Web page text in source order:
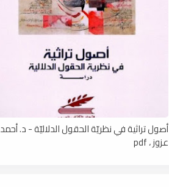
أصول تراثية في نظريّة الحقول الدلاليّة - د. أحمد
عزوز ، pdf